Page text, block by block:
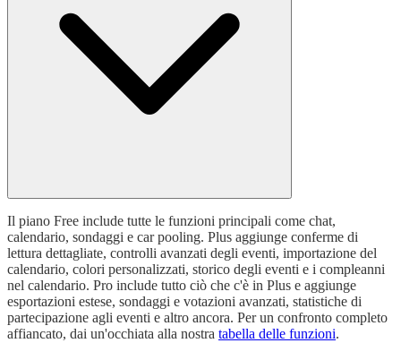
Il piano Free include tutte le funzioni principali come chat,
calendario, sondaggi e car pooling. Plus aggiunge conferme di
lettura dettagliate, controlli avanzati degli eventi, importazione del
calendario, colori personalizzati, storico degli eventi e i compleanni
nel calendario. Pro include tutto ciò che c'è in Plus e aggiunge
esportazioni estese, sondaggi e votazioni avanzati, statistiche di
partecipazione agli eventi e altro ancora. Per un confronto completo
affiancato, dai un'occhiata alla nostra tabella delle funzioni.